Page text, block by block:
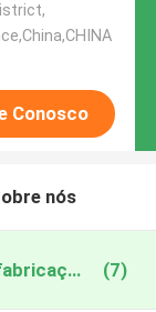
Conosco
nós
hgh35 high precision linear rails fabricação online (7)